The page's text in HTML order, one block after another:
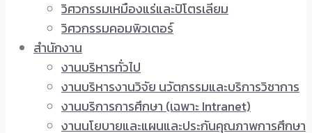
วิศวกรรมเหมืองแร่และปิโตรเลียม
วิศวกรรมคอมพิวเตอร์
สำนักงาน
งานบริหารทั่วไป
งานบริหารงานวิจัย นวัตกรรมและบริการวิชาการ
งานบริการการศึกษา (เฉพาะ Intranet)
งานนโยบายและแผนและประกันคุณภาพการศึกษา